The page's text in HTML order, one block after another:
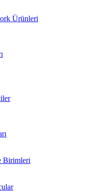
Ürünleri
Birimleri